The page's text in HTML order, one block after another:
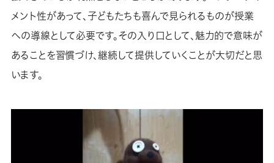
メント性があって、子どもたちも喜んで見られるものが授業
への導線として必要です。その入り口として、魅力的で意味が
あることを習慣づけ、継続して提供していくことが大切だと思
います。